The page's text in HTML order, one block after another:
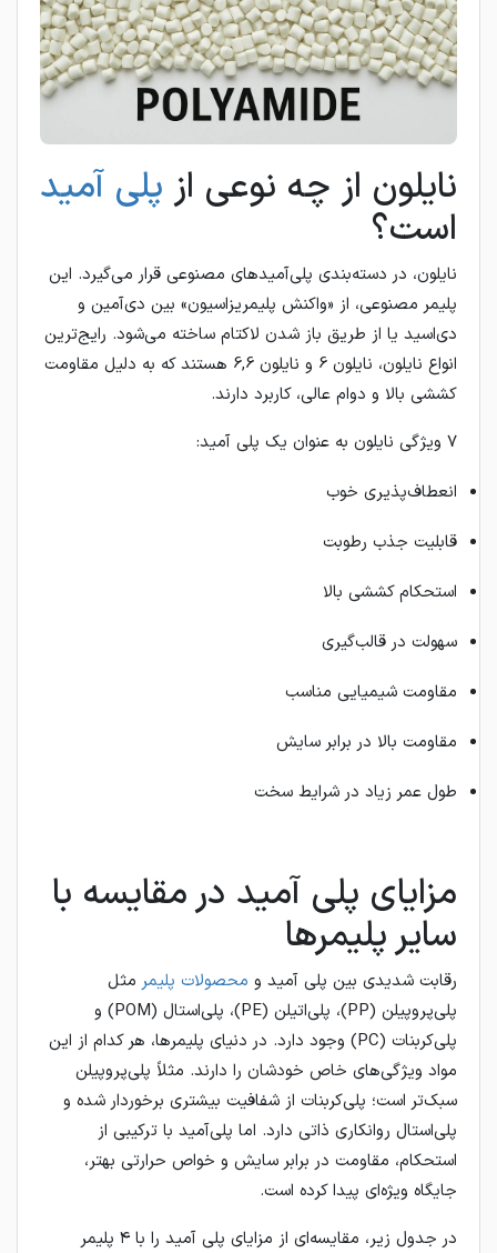
نایلون از چه نوعی از پلی آمید
است؟
نایلون، در دسته‌بندی پلی‌آمیدهای مصنوعی قرار می‌گیرد. این
پلیمر مصنوعی، از «واکنش پلیمریزاسیون» بین دی‌آمین و
دی‌اسید یا از طریق باز شدن لاکتام ساخته می‌شود. رایج‌ترین
انواع نایلون، نایلون 6 و نایلون 6,6 هستند که به دلیل مقاومت
کششی بالا و دوام عالی، کاربرد دارند.
۷ ویژگی نایلون به عنوان یک پلی آمید:
انعطاف‌پذیری خوب
قابلیت جذب رطوبت
استحکام کششی بالا
سهولت در قالب‌گیری
مقاومت شیمیایی مناسب
مقاومت بالا در برابر سایش
طول عمر زیاد در شرایط سخت
مزایای پلی آمید در مقایسه با
سایر پلیمرها
رقابت شدیدی بین پلی آمید و محصولات پلیمر مثل
پلی‌پروپیلن (PP)، پلی‌اتیلن (PE)، پلی‌استال (POM) و
پلی‌کربنات (PC) وجود دارد. در دنیای پلیمرها، هر کدام از این
مواد ویژگی‌های خاص خودشان را دارند. مثلاً پلی‌پروپیلن
سبک‌تر است؛ پلی‌کربنات از شفافیت بیشتری برخوردار شده و
پلی‌استال روانکاری ذاتی دارد. اما پلی‌آمید با ترکیبی از
استحکام، مقاومت در برابر سایش و خواص حرارتی بهتر،
جایگاه ویژه‌ای پیدا کرده است.
در جدول زیر، مقایسه‌ای از مزایای پلی آمید را با ۴ پلیمر